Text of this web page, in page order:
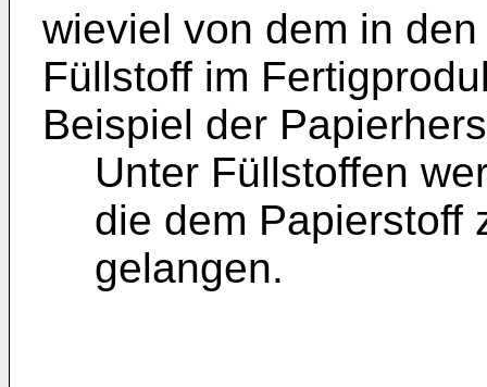
wieviel von dem in
Füllstoff im
Beispiel der
Unter Füllstoffen
die dem Papierstoff
gelangen.